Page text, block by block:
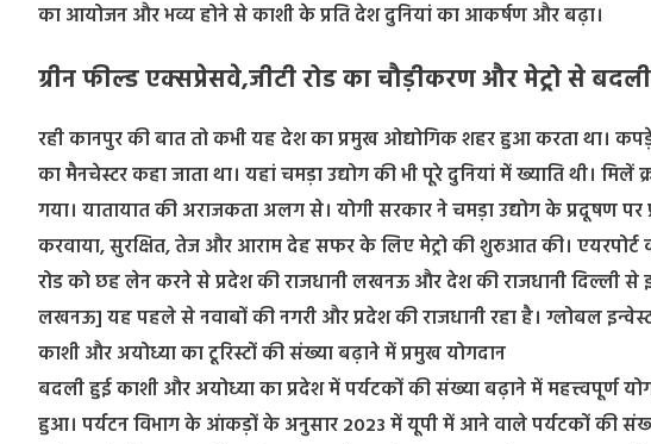
का आयोजन और भव्य होने से काशी के प्रति देश दुनियां का आकर्षण और बढ़ा।
ग्रीन फील्ड एक्सप्रेसवे,जीटी रोड का चौड़ीकरण और मेट्रो से
रही कानपुर की बात तो कभी यह देश का प्रमुख ओद्योगिक शहर हुआ करता था।
का मैनचेस्टर कहा जाता था। यहां चमड़ा उद्योग की भी पूरे दुनियां में ख्याति थी।
गया। यातायात की अराजकता अलग से। योगी सरकार ने चमड़ा उद्योग के प्रदूषण
करवाया, सुरक्षित, तेज और आराम देह सफर के लिए मेट्रो की शुरुआत की।
रोड को छह लेन करने से प्रदेश की राजधानी लखनऊ और देश की राजधानी दिल्ली से
लखनऊ] यह पहले से नवाबों की नगरी और प्रदेश की राजधानी रहा है। ग्लोबल
काशी और अयोध्या का टूरिस्टों की संख्या बढ़ाने में प्रमुख योगदान
बदली हुई काशी और अयोध्या का प्रदेश में पर्यटकों की संख्या बढ़ाने में महत्त्वपूर्ण
हुआ। पर्यटन विभाग के आंकड़ों के अनुसार 2023 में यूपी में आने वाले पर्यटकों की